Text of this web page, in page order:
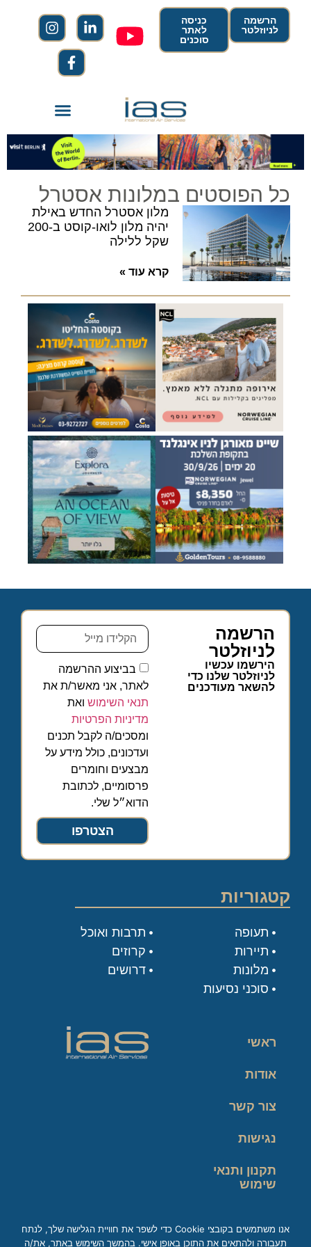
הרשמה
לניוזלטר
כניסה
לאתר
סוכנים
כל הפוסטים במלונות אסטרל
מלון אסטרל החדש באילת
יהיה מלון לואו-קוסט ב-200
שקל ללילה
קרא עוד »
הרשמה
לניוזלטר
הירשמו עכשיו
לניוזלטר שלנו כדי
להשאר מעודכנים
בביצוע ההרשמה
לאתר, אני מאשר/ת את
תנאי השימוש ואת
מדיניות הפרטיות
ומסכים/ה לקבל תכנים
ועדכונים, כולל מידע על
מבצעים וחומרים
פרסומיים, לכתובת
הדוא״ל שלי.
הצטרפו
קטגוריות
תעופה
תיירות
מלונות
סוכני נסיעות
תרבות ואוכל
קרוזים
דרושים
ראשי
אודות
צור קשר
נגישות
תקנון ותנאי
שימוש
אנו משתמשים בקובצי Cookie כדי לשפר את חוויית הגלישה שלך, לנתח
תעבורה ולהתאים את התוכן באופן אישי. בהמשך השימוש באתר, את/ה